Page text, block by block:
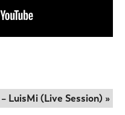
LuisMi (Live Session) »